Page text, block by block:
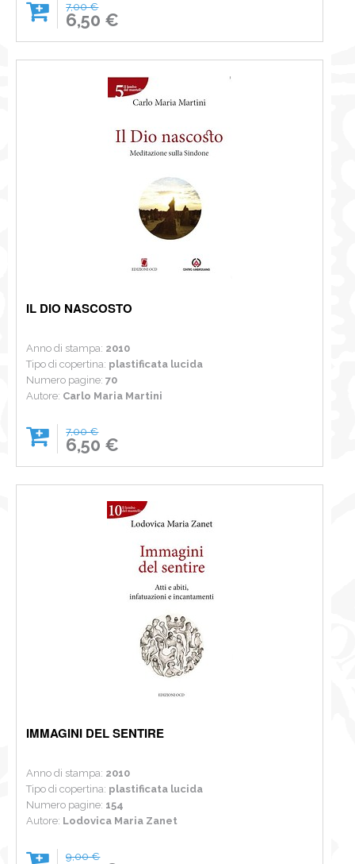
7,00 €
6,50 €
IL DIO NASCOSTO
Anno di stampa: 2010
Tipo di copertina: plastificata lucida
Numero pagine: 70
Autore: Carlo Maria Martini
7,00 €
6,50 €
IMMAGINI DEL SENTIRE
Anno di stampa: 2010
Tipo di copertina: plastificata lucida
Numero pagine: 154
Autore: Lodovica Maria Zanet
9,00 €